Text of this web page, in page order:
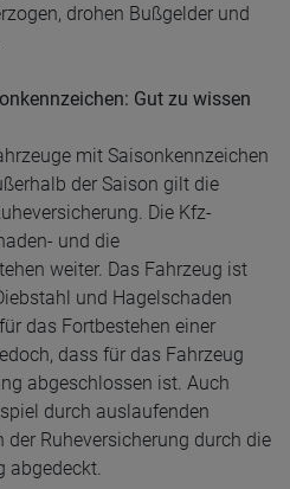
drohen Bußgelder und
Gut zu wissen
mit Saisonkennzeichen
der Saison gilt die
Die Kfz-
und die
weiter. Das Fahrzeug ist
und Hagelschaden
das Fortbestehen einer
dass für das Fahrzeug
abgeschlossen ist. Auch
durch auslaufenden
Ruheversicherung durch die
abgedeckt.